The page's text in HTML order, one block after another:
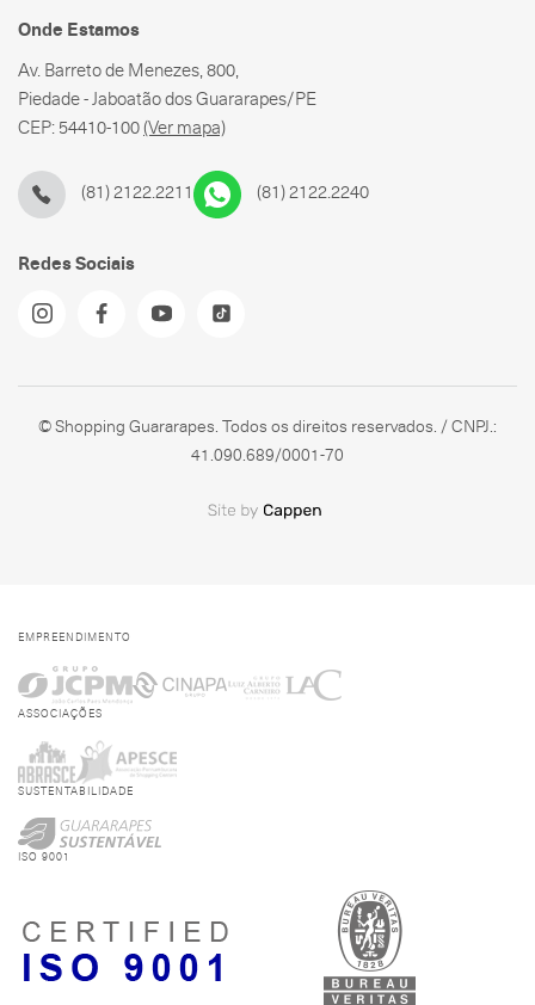
Onde Estamos
Av. Barreto de Menezes, 800,
Piedade - Jaboatão dos Guararapes/PE
CEP: 54410-100(Ver mapa)
Redes Sociais
(81) 2122.2211 (81) 2122.2240
© Shopping Guararapes. Todos os direitos reservados. / CNPJ.:
41.090.689/0001-70
EMPREENDIMENTO
ASSOCIAÇÕES
SUSTENTABILIDADE
ISO 9001